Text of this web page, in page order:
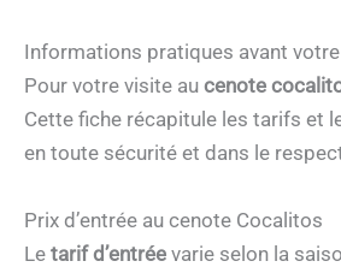
Informations pratiques avant
Pour votre visite au cenote
Cette fiche récapitule les tarifs et
en toute sécurité et dans le
Prix d’entrée au cenote Cocalitos
Le tarif d’entrée varie selon la